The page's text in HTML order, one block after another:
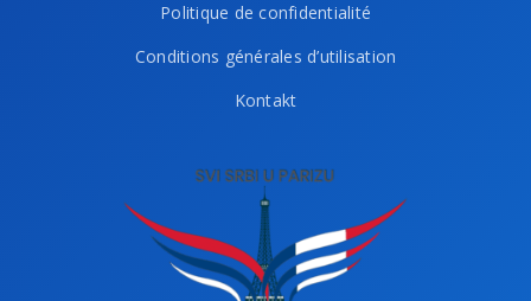
Politique de confidentialité
Conditions générales d’utilisation
Kontakt